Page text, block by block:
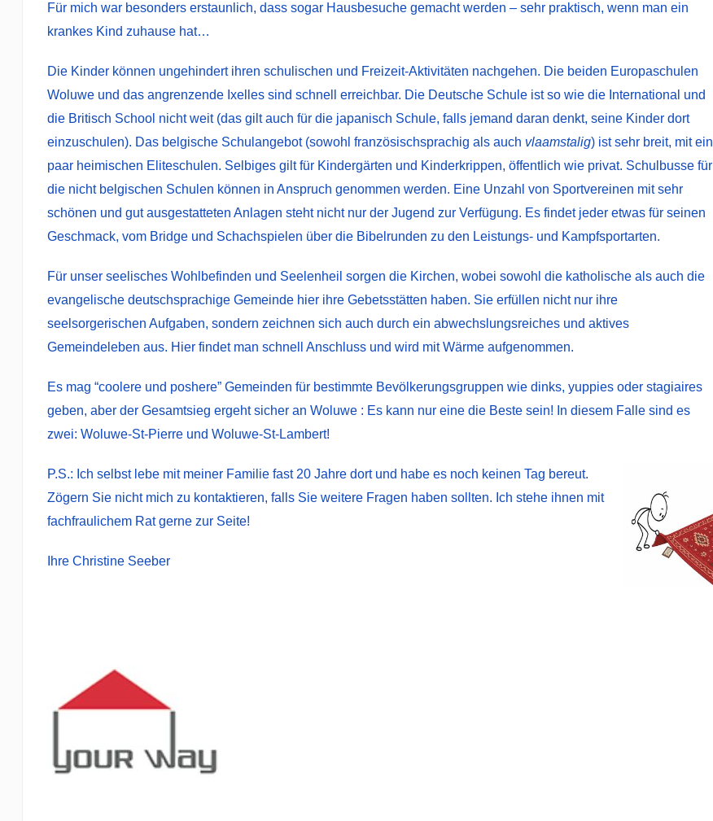
Für mich war besonders erstaunlich, dass sogar Hausbesuche gemacht werden – sehr praktisch, wenn man ein
krankes Kind zuhause hat…
Die Kinder können ungehindert ihren schulischen und Freizeit-Aktivitäten nachgehen. Die beiden Europaschulen
Woluwe und das angrenzende Ixelles sind schnell erreichbar. Die Deutsche Schule ist so wie die International und
die Britisch School nicht weit (das gilt auch für die japanisch Schule, falls jemand daran denkt, seine Kinder dort
einzuschulen). Das belgische Schulangebot (sowohl französischsprachig als auch vlaamstalig) ist sehr breit, mit ein
paar heimischen Eliteschulen. Selbiges gilt für Kindergärten und Kinderkrippen, öffentlich wie privat. Schulbusse für
die nicht belgischen Schulen können in Anspruch genommen werden. Eine Unzahl von Sportvereinen mit sehr
schönen und gut ausgestatteten Anlagen steht nicht nur der Jugend zur Verfügung. Es findet jeder etwas für seinen
Geschmack, vom Bridge und Schachspielen über die Bibelrunden zu den Leistungs- und Kampfsportarten.
Für unser seelisches Wohlbefinden und Seelenheil sorgen die Kirchen, wobei sowohl die katholische als auch die
evangelische deutschsprachige Gemeinde hier ihre Gebetsstätten haben. Sie erfüllen nicht nur ihre
seelsorgerischen Aufgaben, sondern zeichnen sich auch durch ein abwechslungsreiches und aktives
Gemeindeleben aus. Hier findet man schnell Anschluss und wird mit Wärme aufgenommen.
Es mag “coolere und poshere” Gemeinden für bestimmte Bevölkerungsgruppen wie dinks, yuppies oder stagiaires
geben, aber der Gesamtsieg ergeht sicher an Woluwe : Es kann nur eine die Beste sein! In diesem Falle sind es
zwei: Woluwe-St-Pierre und Woluwe-St-Lambert!
P.S.: Ich selbst lebe mit meiner Familie fast 20 Jahre dort und habe es noch keinen Tag bereut.
Zögern Sie nicht mich zu kontaktieren, falls Sie weitere Fragen haben sollten. Ich stehe ihnen mit
fachfraulichem Rat gerne zur Seite!
Ihre Christine Seeber